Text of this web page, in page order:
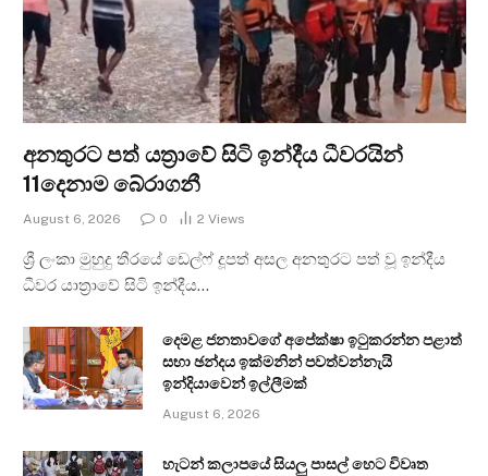
අනතුරට පත් යත්‍රාවේ සිටි ඉන්දීය ධීවරයින්
11දෙනාම බේරාගනී
August 6, 2026 0 2 Views
ශ්‍රී ලංකා මුහුදු තීරයේ ඩෙල්ෆ් දූපත් අසල අනතුරට පත් වූ ඉන්දීය
ධීවර යාත්‍රාවේ සිටි ඉන්දීය…
දෙමළ ජනතාවගේ අපේක්ෂා ඉටුකරන්න පළාත්
සභා ඡන්දය ඉක්මනින් පවත්වන්නැයි
ඉන්දියාවෙන් ඉල්ලීමක්
August 6, 2026
හැටන් කලාපයේ සියලු පාසල් හෙට විවෘත